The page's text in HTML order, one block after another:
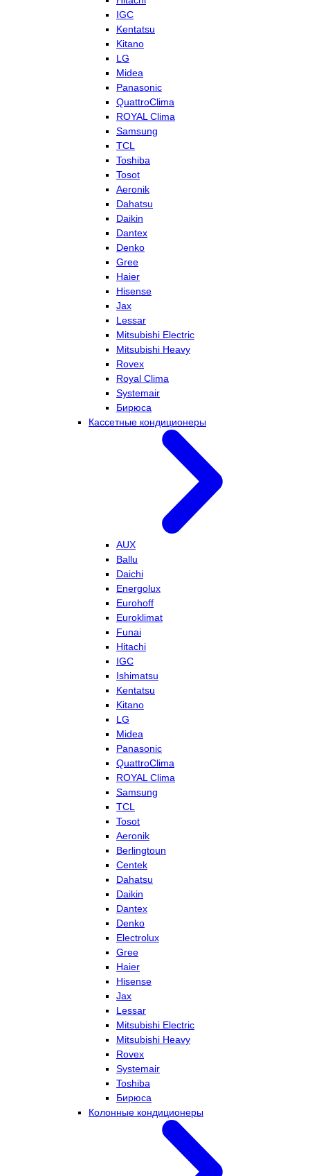
IGC
Kentatsu
Kitano
LG
Midea
Panasonic
QuattroClima
ROYAL Clima
Samsung
TCL
Toshiba
Tosot
Aeronik
Dahatsu
Daikin
Dantex
Denko
Gree
Haier
Hisense
Jax
Lessar
Mitsubishi Electric
Mitsubishi Heavy
Rovex
Royal Clima
Systemair
Бирюса
Кассетные кондиционеры
AUX
Ballu
Daichi
Energolux
Eurohoff
Euroklimat
Funai
Hitachi
IGC
Ishimatsu
Kentatsu
Kitano
LG
Midea
Panasonic
QuattroClima
ROYAL Clima
Samsung
TCL
Tosot
Aeronik
Berlingtoun
Centek
Dahatsu
Daikin
Dantex
Denko
Electrolux
Gree
Haier
Hisense
Jax
Lessar
Mitsubishi Electric
Mitsubishi Heavy
Rovex
Systemair
Toshiba
Бирюса
Колонные кондиционеры